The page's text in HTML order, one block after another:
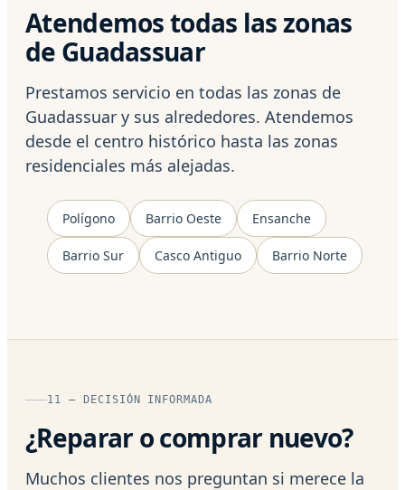
Atendemos todas las zonas
de Guadassuar
Prestamos servicio en todas las zonas de
Guadassuar y sus alrededores. Atendemos
desde el centro histórico hasta las zonas
residenciales más alejadas.
Polígono Barrio Oeste Ensanche
Barrio Sur Casco Antiguo Barrio Norte
11 — DECISIÓN INFORMADA
¿Reparar o comprar nuevo?
Muchos clientes nos preguntan si merece la